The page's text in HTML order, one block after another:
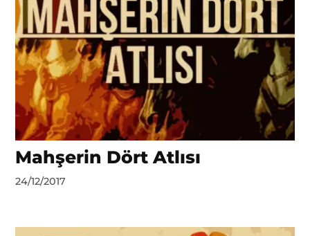
Mahşerin Dört Atlısı
by
24/12/2017